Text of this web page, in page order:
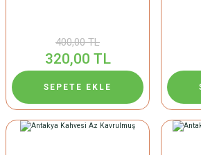
400,00 TL
320,00 TL
SEPETE EKLE